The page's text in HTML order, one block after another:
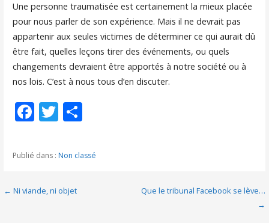
Une personne traumatisée est certainement la mieux placée
pour nous parler de son expérience. Mais il ne devrait pas
appartenir aux seules victimes de déterminer ce qui aurait dû
être fait, quelles leçons tirer des événements, ou quels
changements devraient être apportés à notre société ou à
nos lois. C’est à nous tous d’en discuter.
F
e
o
T
itt
P
ta
Publié dans : Non classé
Navigation
← Ni viande, ni objet
Que le tribunal Facebook se lève…
→